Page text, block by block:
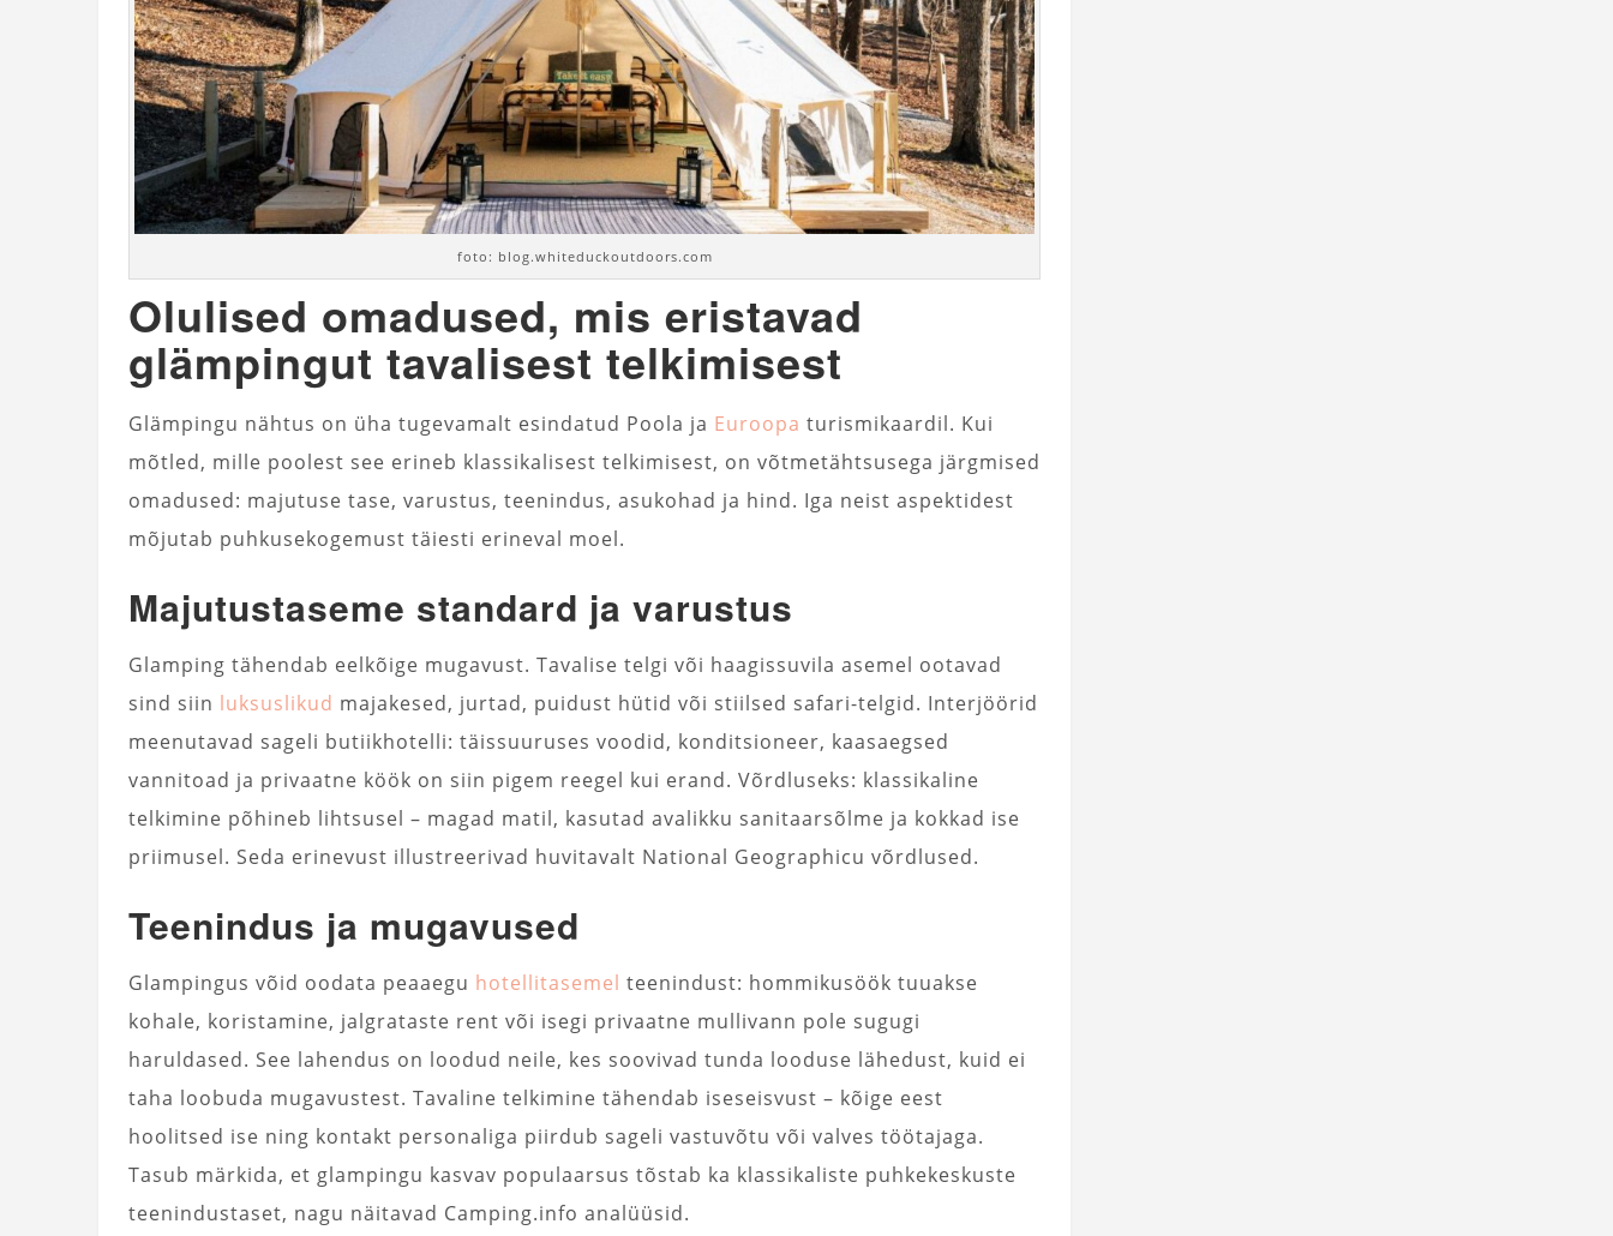
foto: blog.whiteduckoutdoors.com
Olulised omadused, mis eristavad
glämpingut tavalisest telkimisest
Glämpingu nähtus on üha tugevamalt esindatud Poola ja Euroopa turismikaardil. Kui
mõtled, mille poolest see erineb klassikalisest telkimisest, on võtmetähtsusega järgmised
omadused: majutuse tase, varustus, teenindus, asukohad ja hind. Iga neist aspektidest
mõjutab puhkusekogemust täiesti erineval moel.
Majutustaseme standard ja varustus
Glamping tähendab eelkõige mugavust. Tavalise telgi või haagissuvila asemel ootavad
sind siin luksuslikud majakesed, jurtad, puidust hütid või stiilsed safari-telgid. Interjöörid
meenutavad sageli butiikhotelli: täissuuruses voodid, konditsioneer, kaasaegsed
vannitoad ja privaatne köök on siin pigem reegel kui erand. Võrdluseks: klassikaline
telkimine põhineb lihtsusel – magad matil, kasutad avalikku sanitaarsõlme ja kokkad ise
priimusel. Seda erinevust illustreerivad huvitavalt National Geographicu võrdlused.
Teenindus ja mugavused
Glampingus võid oodata peaaegu hotellitasemel teenindust: hommikusöök tuuakse
kohale, koristamine, jalgrataste rent või isegi privaatne mullivann pole sugugi
haruldased. See lahendus on loodud neile, kes soovivad tunda looduse lähedust, kuid ei
taha loobuda mugavustest. Tavaline telkimine tähendab iseseisvust – kõige eest
hoolitsed ise ning kontakt personaliga piirdub sageli vastuvõtu või valves töötajaga.
Tasub märkida, et glampingu kasvav populaarsus tõstab ka klassikaliste puhkekeskuste
teenindustaset, nagu näitavad Camping.info analüüsid.